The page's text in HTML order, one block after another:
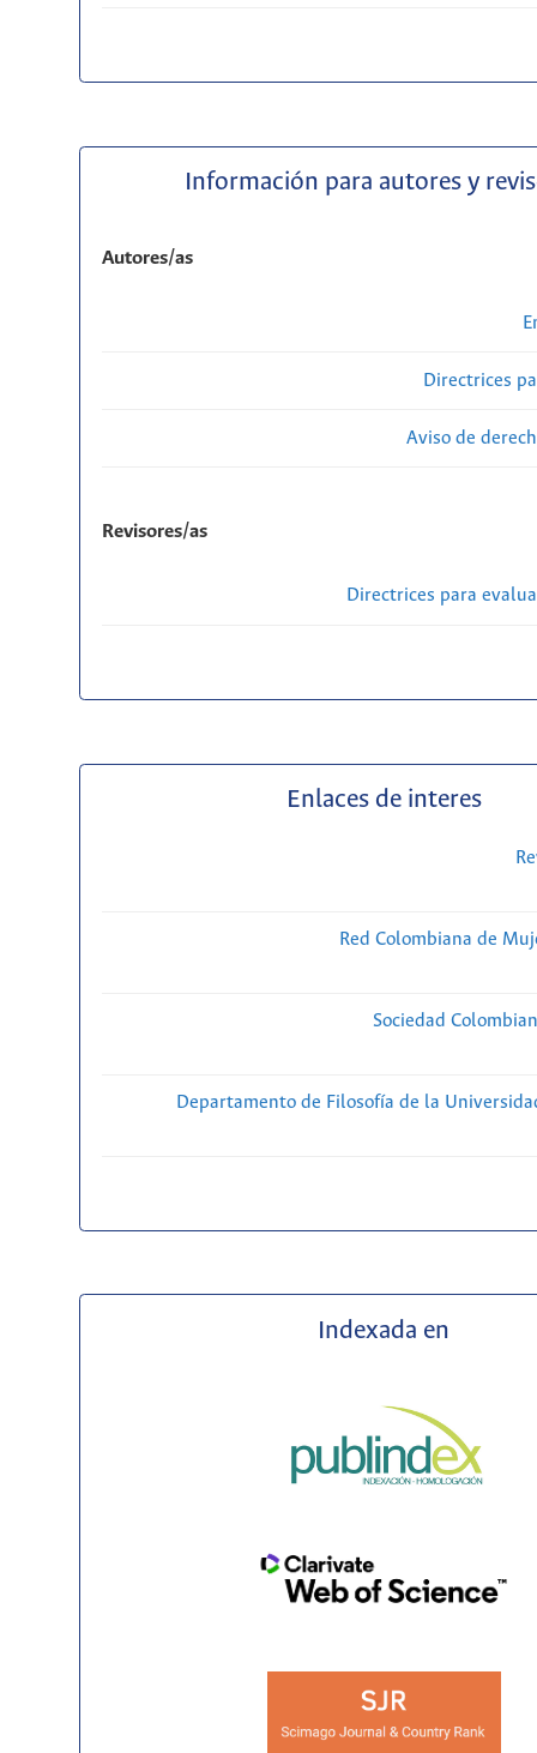
Información para autores y
Autores/as
Directrices
Aviso de
Revisores/as
Directrices para
Enlaces de interes
Red Colombiana de
Sociedad
Departamento de Filosofía de la
Indexada en